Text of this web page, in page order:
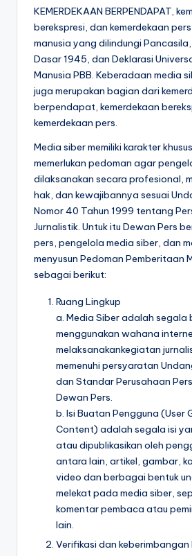
KEMERDEKAAN BERPENDAPAT,
berekspresi, dan kemerdekaan
manusia yang dilindungi
Dasar 1945, dan Deklarasi
Manusia PBB. Keberadaan media
juga merupakan bagian dari
berpendapat, kemerdekaan
kemerdekaan pers.
Media siber memiliki karakter
memerlukan pedoman agar
dilaksanakan secara profesional,
hak, dan kewajibannya sesuai
Nomor 40 Tahun 1999 tentang
Jurnalistik. Untuk itu Dewan Pers
pers, pengelola media siber, dan
menyusun Pedoman Pemberitaan
sebagai berikut:
Ruang Lingkup
a. Media Siber adalah segala
menggunakan wahana
melaksanakankegiatan
memenuhi persyaratan
dan Standar Perusahaan
Dewan Pers.
b. Isi Buatan Pengguna (User
Content) adalah segala isi
atau dipublikasikan oleh
antara lain, artikel, gambar,
video dan berbagai bentuk
melekat pada media siber,
komentar pembaca atau
lain.
Verifikasi dan